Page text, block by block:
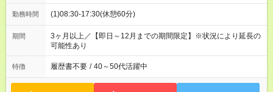
勤務時間 (1)08:30-17:30(休憩60分)
期間
3ヶ月以上／【即日～12月までの期間限定】※状況により延長の
可能性あり
特徴 履歴書不要 / 40～50代活躍中